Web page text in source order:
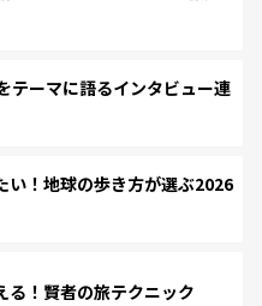
テーマに語るインタビュー連
い！地球の歩き方が選ぶ2026
る！賢者の旅テクニック